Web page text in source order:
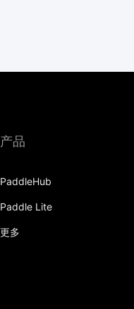
产品
PaddleHub
Paddle Lite
更多